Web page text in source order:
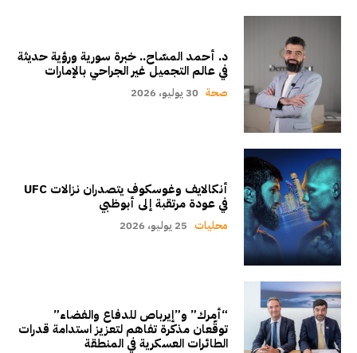
د. أحمد المسّاح.. خبرة سورية ورؤية حديثة
في عالم التجميل غير الجراحي بالإمارات
صحة 30 يوليو، 2026
أنكالايف وغوسكوف يتصدران نزالات UFC
في عودة مرتقبة إلى أبوظبي
محليات 25 يوليو، 2026
“أمرك” و”إيرباص للدفاع والفضاء”
توقّعان مذكرة تفاهم لتعزيز استدامة قدرات
الطائرات العسكرية في المنطقة